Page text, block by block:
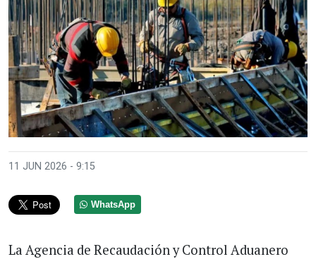
11 JUN 2026 - 9:15
WhatsApp
La Agencia de Recaudación y Control Aduanero